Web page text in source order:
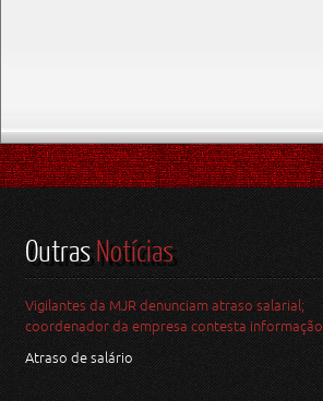
OutrasNotícias
Vigilantes da MJR denunciam atraso salarial;
coordenador da empresa contesta informação
Atraso de salário